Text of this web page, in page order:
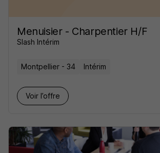
Menuisier - Charpentier H/F
Slash Intérim
Montpellier - 34 Intérim
Voir l’offre